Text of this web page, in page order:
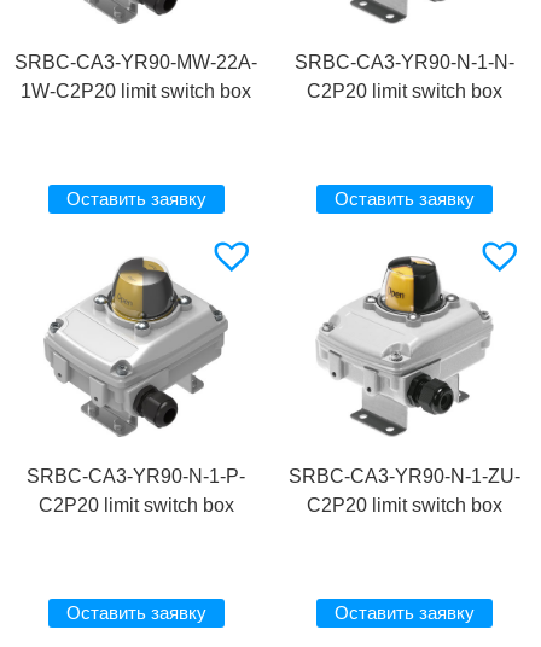
SRBC-CA3-YR90-MW-22A-
1W-C2P20 limit switch box
Оставить заявку
SRBC-CA3-YR90-N-1-N-
C2P20 limit switch box
Оставить заявку
SRBC-CA3-YR90-N-1-P-
C2P20 limit switch box
Оставить заявку
SRBC-CA3-YR90-N-1-ZU-
C2P20 limit switch box
Оставить заявку